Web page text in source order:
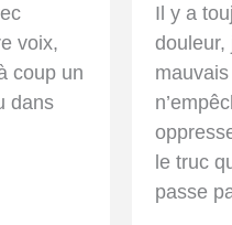
voix,
coup un
dans
Il y a
douleur,
le truc
passe